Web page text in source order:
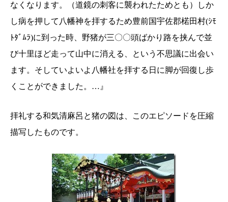
なくなります。（道鏡の刺客に襲われたためとも）しか
し病を押して八幡神を拝するため豊前国宇佐郡楉田村(ｼﾓ
ﾄﾀﾞﾑﾗ)に到った時、野猪が三〇〇頭ばかり路を挟んで並
び十里ほど走って山中に消える、という不思議に出会い
ます。そしていよいよ八幡社を拝する日に脚が回復し歩
くことができました。…』
拝礼する和気清麻呂と猪の図は、このエピソードを圧縮
描写したものです。